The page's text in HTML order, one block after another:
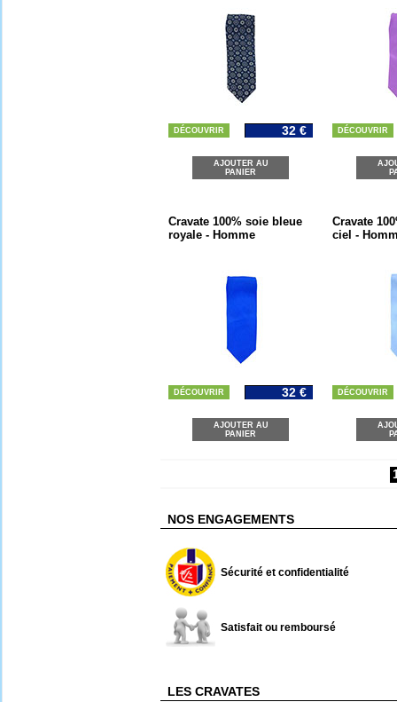
DÉCOUVRIR 32 €
AJOUTER AU
PANIER
DÉCOUVRIR
Cravate 100% soie bleue
royale - Homme
DÉCOUVRIR 32 €
AJOUTER AU
PANIER
Cravate
ciel -
DÉCOUVRIR
NOS ENGAGEMENTS
Sécurité et confidentialité
Satisfait ou remboursé
LES CRAVATES